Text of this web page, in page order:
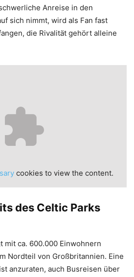
Anreise in den
sich nimmt, wird als Fan fast
die Rivalität gehört alleine
cookies to view the content.
des Celtic Parks
mit ca. 600.000 Einwohnern
Nordteil von Großbritannien. Eine
anzuraten, auch Busreisen über